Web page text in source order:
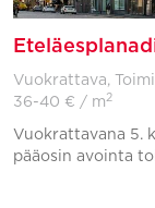
Vuokrattava,
36-40 € / m 2
Vuokrattavana 5.
pääosin avointa